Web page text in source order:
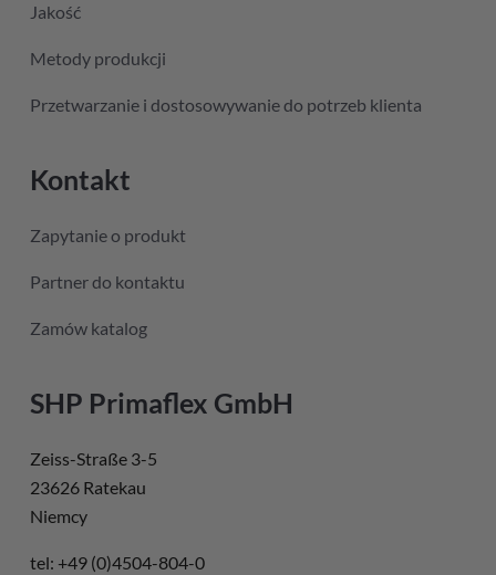
Jakość
Metody produkcji
Przetwarzanie i dostosowywanie do potrzeb klienta
Kontakt
Zapytanie o produkt
Partner do kontaktu
Zamów katalog
SHP Primaflex GmbH
Zeiss-Straße 3-5
23626 Ratekau
Niemcy
tel: +49 (0)4504-804-0